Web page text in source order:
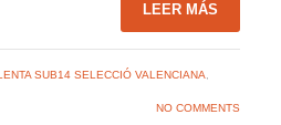
LEER MÁS
SUB14 SELECCIÓ VALENCIANA
NO COMMENTS